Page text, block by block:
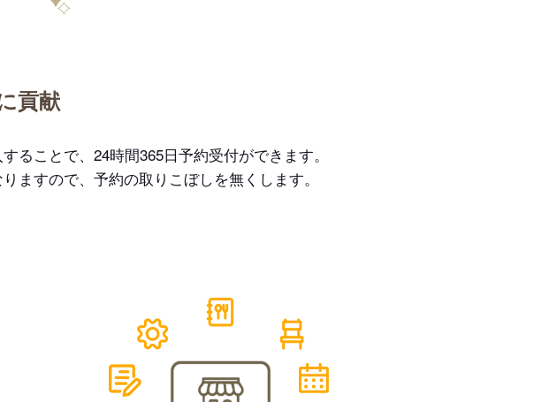
貢献
ることで、24時間365日予約受付ができます。
ますので、予約の取りこぼしを無くします。